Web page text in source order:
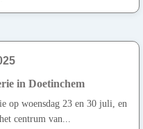
in Doetinchem
op woensdag 23 en 30 juli, en
centrum van...